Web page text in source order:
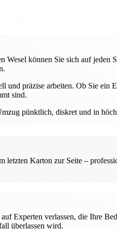
können Sie sich auf jeden
und präzise arbeiten. Ob Sie ein
sind.
pünktlich, diskret und in
letzten Karton zur Seite –
Experten verlassen, die Ihre
überlassen wird.